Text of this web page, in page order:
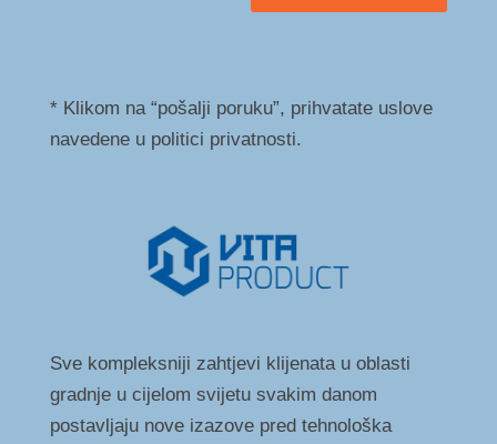
* Klikom na “pošalji poruku”, prihvatate uslove
navedene u politici privatnosti.
Sve kompleksniji zahtjevi klijenata u oblasti
gradnje u cijelom svijetu svakim danom
postavljaju nove izazove pred tehnološka